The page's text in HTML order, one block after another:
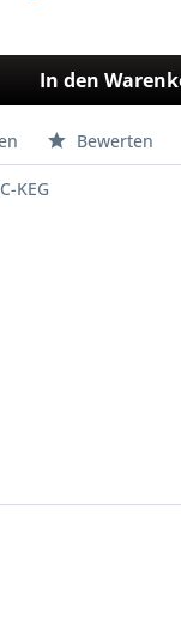
In den
Bewerten
KEG